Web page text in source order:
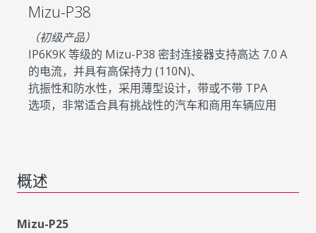
Mizu-P38
（初级产品）
IP6K9K 等级的 Mizu-P38 密封连接器支持高达 7.0 A
的电流，并具有高保持力 (110N)、
抗振性和防水性，采用薄型设计，带或不带 TPA
选项，非常适合具有挑战性的汽车和商用车辆应用
概述
Mizu-P25